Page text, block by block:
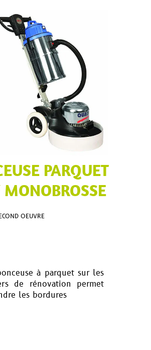
PARQUET
OEUVRE
à parquet sur les
de rénovation permet
les bordures